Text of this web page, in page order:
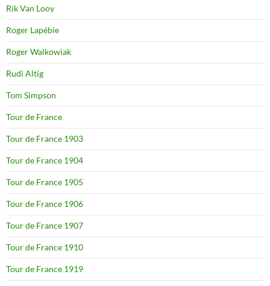
Rik Van Looy
Roger Lapébie
Roger Walkowiak
Rudi Altig
Tom Simpson
Tour de France
Tour de France 1903
Tour de France 1904
Tour de France 1905
Tour de France 1906
Tour de France 1907
Tour de France 1910
Tour de France 1919